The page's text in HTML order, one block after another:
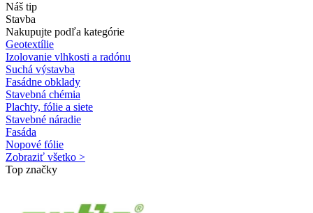
Náš tip
Stavba
Nakupujte podľa kategórie
Geotextílie
Izolovanie vlhkosti a radónu
Suchá výstavba
Fasádne obklady
Stavebná chémia
Plachty, fólie a siete
Stavebné náradie
Fasáda
Nopové fólie
Zobraziť všetko >
Top značky